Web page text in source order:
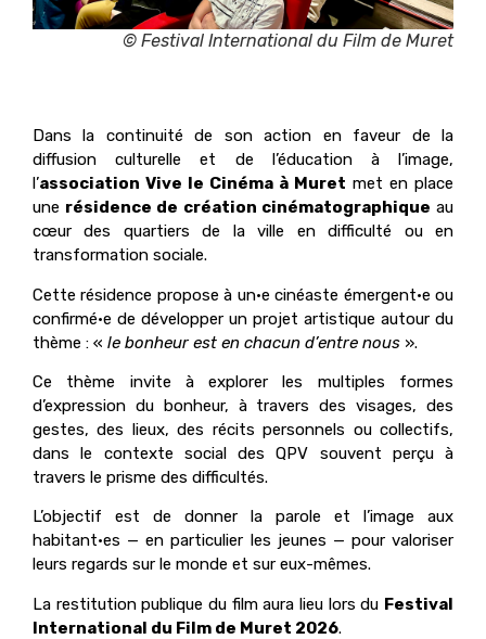
© Festival International du Film de Muret
Dans la continuité de son action en faveur de la
diffusion culturelle et de l’éducation à l’image,
l’association Vive le Cinéma à Muret met en place
une résidence de création cinématographique au
cœur des quartiers de la ville en difficulté ou en
transformation sociale.
Cette résidence propose à un·e cinéaste émergent·e ou
confirmé·e de développer un projet artistique autour du
thème : « le bonheur est en chacun d’entre nous ».
Ce thème invite à explorer les multiples formes
d’expression du bonheur, à travers des visages, des
gestes, des lieux, des récits personnels ou collectifs,
dans le contexte social des QPV souvent perçu à
travers le prisme des difficultés.
L’objectif est de donner la parole et l’image aux
habitant·es — en particulier les jeunes — pour valoriser
leurs regards sur le monde et sur eux-mêmes.
La restitution publique du film aura lieu lors du Festival
International du Film de Muret 2026.